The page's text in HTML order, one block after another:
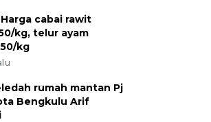
Harga cabai rawit
kg, telur ayam
kg
rumah mantan Pj
Bengkulu Arif